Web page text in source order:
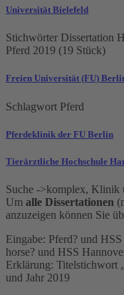
Universität Bielefeld
Stichwörter Dissertation
Pferd 2019 (19 Stück)
Freien Universität (FU)
Schlagwort Pferd
Pferdeklinik der FU Berlin
Tierärztliche Hochschule
Suche ->komplex, Klinik
Um alle Dissertationen
anzuzeigen können Sie
Eingabe: Pferd? und
horse? und HSS
Erklärung: Titelstichwort
und Jahr 2019